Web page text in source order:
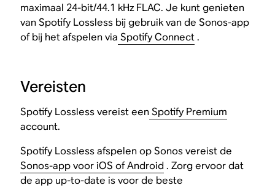
maximaal 24-bit/44.1 kHz FLAC. Je kunt genieten
van Spotify Lossless bij gebruik van de Sonos-app
of bij het afspelen via Spotify Connect.
Vereisten
Spotify Lossless vereist eenSpotify Premium
account.
Spotify Lossless afspelen op Sonos vereist de
Sonos-app voor iOS of Android . Zorg ervoor dat
de app up-to-date is voor de beste